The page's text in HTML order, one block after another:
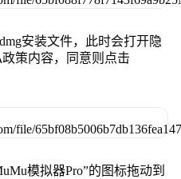
安装文件，此时会打开隐
策内容，同意则点击
模拟器Pro”的图标拖动到